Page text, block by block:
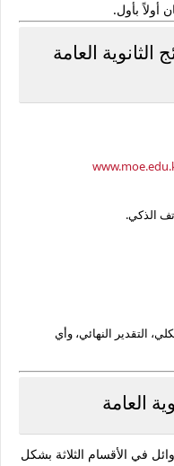
أولاً بأول.
الثانوية العامة
الذكي.
التقدير النهائي، وأي
العامة
في الأقسام الثلاثة بشكل